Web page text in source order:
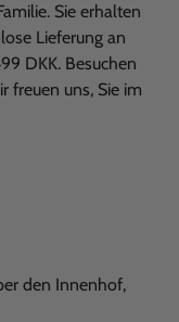
Sie erhalten
Lieferung an
DKK. Besuchen
freuen uns, Sie im
den Innenhof,